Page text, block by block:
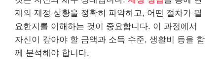
재의 재정 상황을 정확히 파악하고, 어떤 절차가 필
요한지를 이해하는 것이 중요합니다. 이 과정에서
자신이 갚아야 할 금액과 소득 수준, 생활비 등을 함
께 분석해야 합니다.